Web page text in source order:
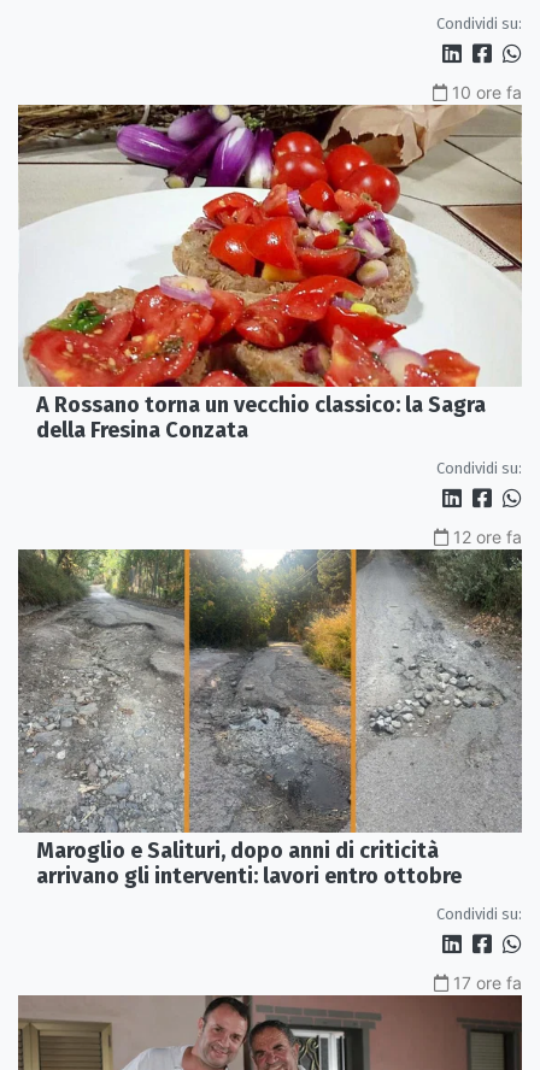
Condividi su:
10 ore fa
A Rossano torna un vecchio classico: la Sagra
della Fresina Conzata
Condividi su:
12 ore fa
Maroglio e Salituri, dopo anni di criticità
arrivano gli interventi: lavori entro ottobre
Condividi su:
17 ore fa